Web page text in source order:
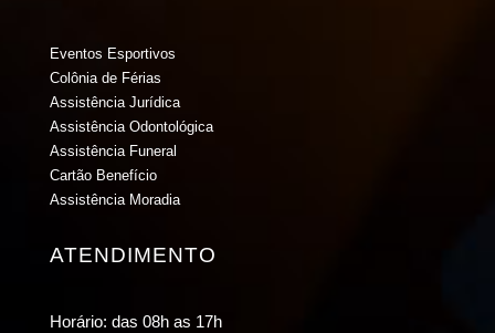
Eventos Esportivos
Colônia de Férias
Assistência Jurídica
Assistência Odontológica
Assistência Funeral
Cartão Benefício
Assistência Moradia
ATENDIMENTO
Horário: das 08h as 17h